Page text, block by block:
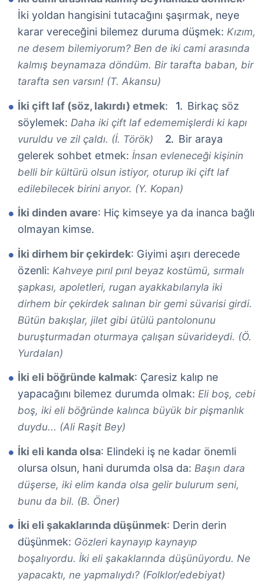
İki yoldan hangisini tutacağını şaşırmak, neye
karar vereceğini bilemez duruma düşmek: Kızım,
ne desem bilemiyorum? Ben de iki cami arasında
kalmış beynamaza döndüm. Bir tarafta baban, bir
tarafta sen varsın! (T. Akansu)
İki çift laf (söz, lakırdı) etmek:
Birkaç söz
söylemek: Daha iki çift laf edememişlerdi ki kapı
vuruldu ve zil çaldı. (İ. Török)
Bir araya
gelerek sohbet etmek: İnsan evleneceği kişinin
belli bir kültürü olsun istiyor, oturup iki çift laf
edilebilecek birini arıyor. (Y. Kopan)
İki dinden avare: Hiç kimseye ya da inanca bağlı
olmayan kimse.
İki dirhem bir çekirdek: Giyimi aşırı derecede
özenli: Kahveye pırıl pırıl beyaz kostümü, sırmalı
şapkası, apoletleri, rugan ayakkabılarıyla iki
dirhem bir çekirdek salınan bir gemi süvarisi girdi.
Bütün bakışlar, jilet gibi ütülü pantolonunu
buruşturmadan oturmaya çalışan süvarideydi. (Ö.
Yurdalan)
İki eli böğründe kalmak: Çaresiz kalıp ne
yapacağını bilemez durumda olmak: Eli boş, cebi
boş, iki eli böğründe kalınca büyük bir pişmanlık
duydu... (Ali Raşit Bey)
İki eli kanda olsa: Elindeki iş ne kadar önemli
olursa olsun, hani durumda olsa da: Başın dara
düşerse, iki elim kanda olsa gelir bulurum seni,
bunu da bil. (B. Öner)
İki eli şakaklarında düşünmek: Derin derin
düşünmek: Gözleri kaynayıp kaynayıp
boşalıyordu. İki eli şakaklarında düşünüyordu. Ne
yapacaktı, ne yapmalıydı? (Folklor/edebiyat)